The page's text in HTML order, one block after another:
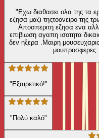
"Εχω διαθασει ολα της τα
εζησα μαζι τηςτοονειρο της
Αποσπεριτη εζησα ενα
επιβιωση αγαπη ισοτητα
δεν ηξερα .Μαιρη
μουπροσφερες
"Εξαιρετικό!"
"Πολύ καλό"